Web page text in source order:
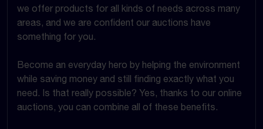
we offer products for all kinds of needs across many
areas, and we are confident our auctions have
something for you.
Become an everyday hero by helping the environment
while saving money and still finding exactly what you
need. Is that really possible? Yes, thanks to our online
auctions, you can combine all of these benefits.